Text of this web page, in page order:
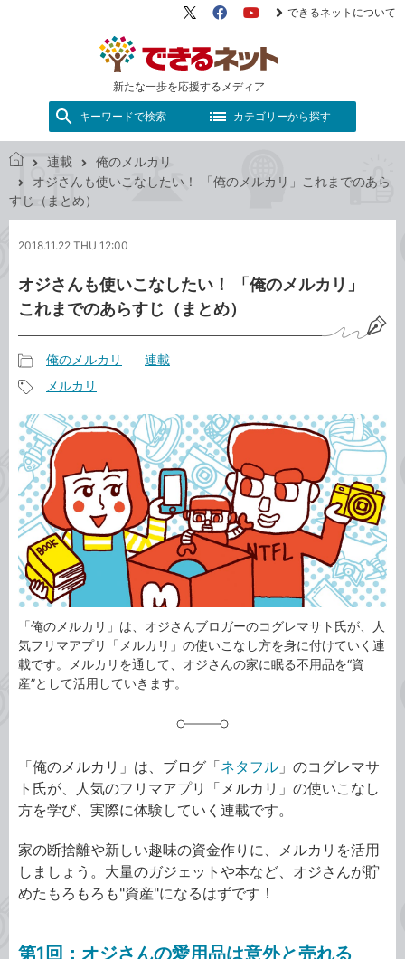
新たな一歩を応援するメディア
X（旧
FacebookYouTube
できるネットについて
キーワードで検索 カテゴリーから探す
で
き
ッ
連載
俺のメルカリ
オジさんも使いこなしたい！ 「俺のメルカリ」これまでのあら
すじ（まとめ）
2018.11.22 THU 12:00
オジさんも使いこなしたい！ 「俺のメルカリ」
これまでのあらすじ（まとめ）
事
カ
テ
ゴ
リ
俺のメルカリ 連載
事
タ
グ
メルカリ
「俺のメルカリ」は、オジさんブロガーのコグレマサト氏が、人
気フリマアプリ「メルカリ」の使いこなし方を身に付けていく連
載です。メルカリを通して、オジさんの家に眠る不用品を“資
産”として活用していきます。
「俺のメルカリ」は、ブログ「ネタフル 」のコグレマサ
ト氏が、人気のフリマアプリ「メルカリ」の使いこなし
方を学び、実際に体験していく連載です。
家の断捨離や新しい趣味の資金作りに、メルカリを活用
しましょう。大量のガジェットや本など、オジさんが貯
めたもろもろも"資産"になるはずです！
第1回：オジさんの愛用品は意外と売れる